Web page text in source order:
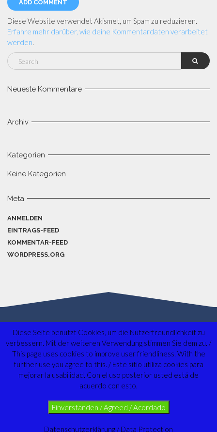
Diese Website verwendet Akismet, um Spam zu reduzieren.
Erfahre mehr darüber, wie deine Kommentardaten verarbeitet
werden.
Neueste Kommentare
Archiv
Kategorien
Keine Kategorien
Meta
ANMELDEN
EINTRAGS-FEED
KOMMENTAR-FEED
WORDPRESS.ORG
Designed by Ulrich Dörr
Diese Seite benutzt Cookies, um die Nutzerfreundlichkeit zu
verbessern. Mit der weiteren Verwendung stimmen Sie dem zu. /
This page uses cookies to improve user friendliness. With the
further use you agree to this. / Este sitio utiliza cookies para
mejorar la usabilidad. Con el uso posterior usted está de
acuerdo con esto.
Einverstanden / Agreed / Acordado
Datenschutzerklärung / Data Protection